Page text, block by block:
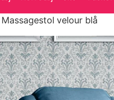
velour blå